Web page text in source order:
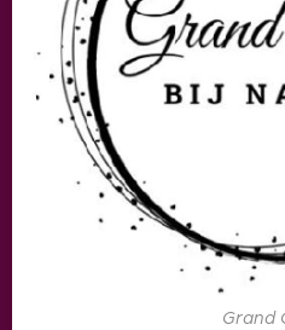
Grand